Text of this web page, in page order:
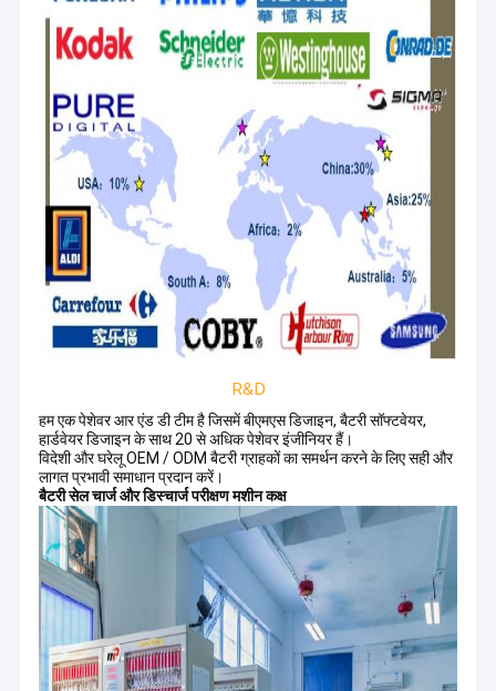
घर
उत्पादों
हमारे बारे में
R&D
हम एक पेशेवर आर एंड डी टीम है जिसमें बीएमएस डिजाइन, बैटरी सॉफ्टवेयर,
हार्डवेयर डिजाइन के साथ 20 से अधिक पेशेवर इंजीनियर हैं।
विदेशी और घरेलू OEM / ODM बैटरी ग्राहकों का समर्थन करने के लिए सही और
लागत प्रभावी समाधान प्रदान करें।
बैटरी सेल चार्ज और डिस्चार्ज परीक्षण मशीन कक्ष
मैक्सपावर इंडस्ट्रियल कंपनी लिमिटेड चीन में अग्रणी रिचार्जेबल बैटरी और चार्जर
निर्माता में से एक है जो आर एंड डी, एलआई-आयन, लाइफपीओ 4, ली-पॉलिमर
रिचार्जेबल बैटरी और चार्जर के उत्पादन और बिक्री को एकीकृत करता है।हमारे पास
चीन में ३०,००० वर्ग मीटर के कुल संयंत्र क्षेत्र और ८० आर एंड डी इंजीनियर और
१०० पेशेवर क्यूसी कर्मचारियों सहित लगभग १००० कर्मचारियों के साथ हमारा आधुनिक